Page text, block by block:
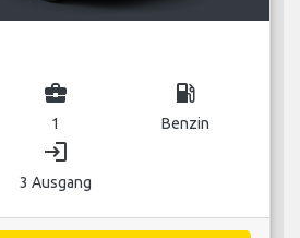
business_center
1
local_gas_station
Benzin
login
3 Ausgang